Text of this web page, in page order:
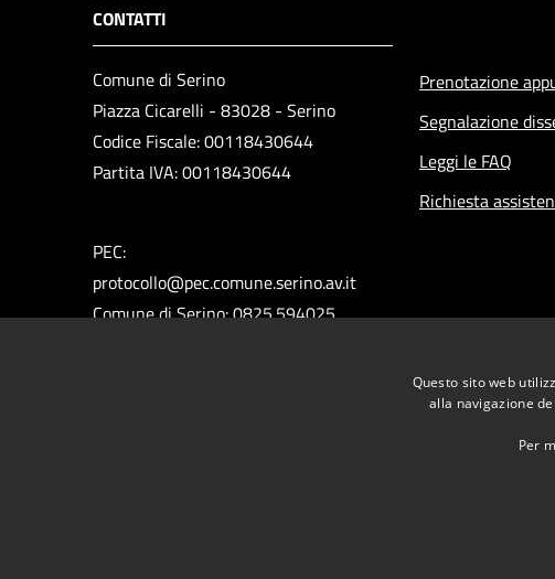
CONTATTI
Comune di Serino
Piazza Cicarelli - 83028 - Serino
Codice Fiscale: 00118430644
Partita IVA: 00118430644
PEC:
protocollo@pec.comune.serino.av.it
Comune di Serino: 0825.594025
Prenotazione
Segnalazione
Leggi le FAQ
Richiesta
Questo sito web
alla navigazione
Per